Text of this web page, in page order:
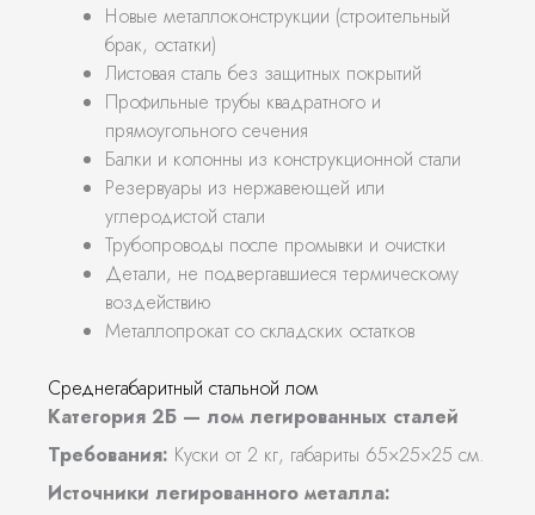
Новые металлоконструкции (строительный
брак, остатки)
Листовая сталь без защитных покрытий
Профильные трубы квадратного и
прямоугольного сечения
Балки и колонны из конструкционной стали
Резервуары из нержавеющей или
углеродистой стали
Трубопроводы после промывки и очистки
Детали, не подвергавшиеся термическому
воздействию
Металлопрокат со складских остатков
Среднегабаритный стальной лом
Категория 2Б — лом легированных сталей
Требования: Куски от 2 кг, габариты 65×25×25 см.
Источники легированного металла: